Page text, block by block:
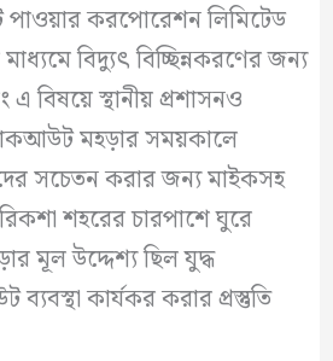
পাওয়ার করপোরেশন লিমিটেড
বিদ্যুৎ বিচ্ছিন্নকরণের জন্য
এ বিষয়ে স্থানীয় প্রশাসনও
মহড়ার সময়কালে
সচেতন করার জন্য মাইকসহ
শহরের চারপাশে ঘুরে
মূল উদ্দেশ্য ছিল যুদ্ধ
ব্যবস্থা কার্যকর করার প্রস্তুতি